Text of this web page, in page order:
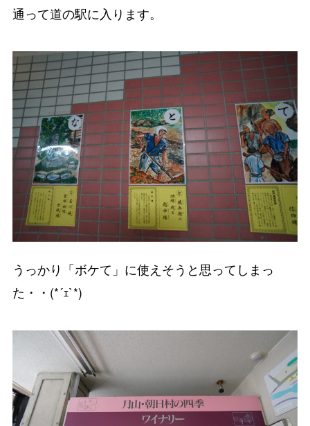
通って道の駅に入ります。
うっかり「ボケて」に使えそうと思ってしまっ
た・・(*´ｪ`*)